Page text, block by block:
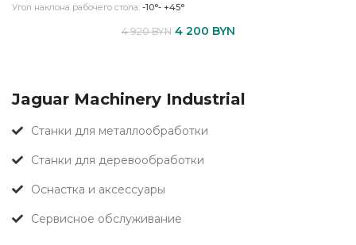
Угол наклона рабочего стола: -10°- +45°
4 920BYN 4 200 BYN
Jaguar Machinery Industrial
Станки для металлообработки
Станки для деревообработки
Оснастка и аксессуары
Сервисное обслуживание